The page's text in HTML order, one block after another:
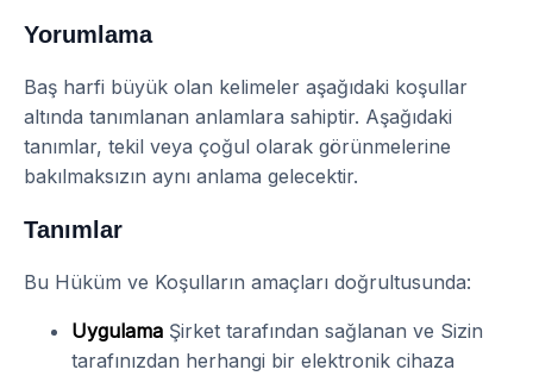
Yorumlama
Baş harfi büyük olan kelimeler aşağıdaki koşullar
altında tanımlanan anlamlara sahiptir. Aşağıdaki
tanımlar, tekil veya çoğul olarak görünmelerine
bakılmaksızın aynı anlama gelecektir.
Tanımlar
Bu Hüküm ve Koşulların amaçları doğrultusunda:
Uygulama Şirket tarafından sağlanan ve Sizin
tarafınızdan herhangi bir elektronik cihaza